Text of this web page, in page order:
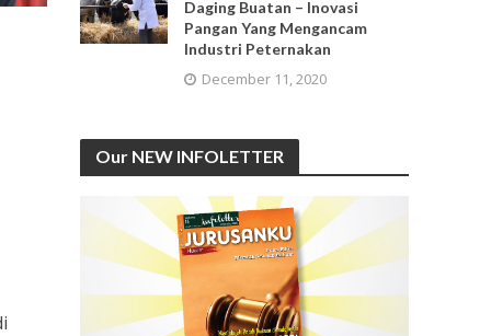
Daging Buatan – Inovasi
Pangan Yang Mengancam
Industri Peternakan
December 11, 2020
Our NEW INFOLETTER